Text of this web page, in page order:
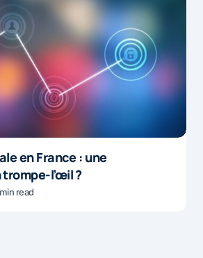
en France : une
l’œil ?
read